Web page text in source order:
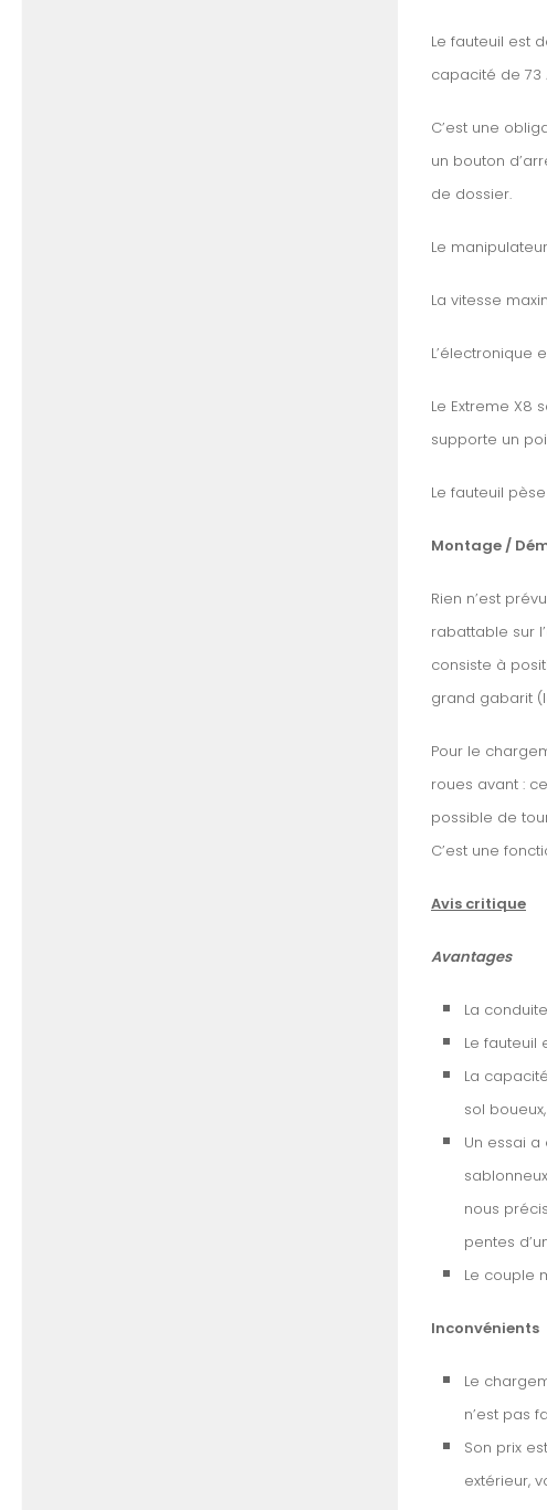
Le fauteuil est
capacité de 73
C’est une
un bouton
de dossier.
Le
La vitesse
L’électronique
Le Extreme X8
supporte un
Le fauteuil pèse
Montage /
Rien n’est
rabattable sur
consiste à
grand gabarit
Pour le
roues avant :
possible de
C’est une
Avis critique
Avantages
La
Le fauteuil
La
sol
Un essai
nous
pentes
Le couple
Inconvénients
Le
n’est pas
Son prix
extérieur,